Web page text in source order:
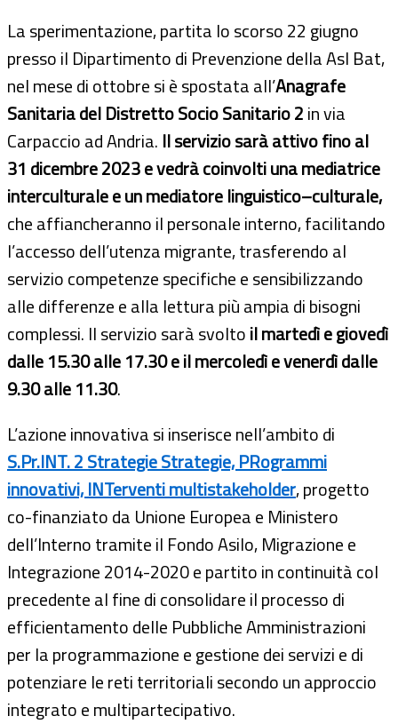
La sperimentazione, partita lo scorso 22 giugno
presso il Dipartimento di Prevenzione della Asl Bat,
nel mese di ottobre si è spostata all’Anagrafe
Sanitaria del Distretto Socio Sanitario 2in via
Carpaccio ad Andria. Il servizio sarà attivo fino al
31 dicembre 2023 e vedrà coinvolti una mediatrice
interculturale e un mediatore linguistico–culturale,
che affiancheranno il personale interno, facilitando
l’accesso dell’utenza migrante, trasferendo al
servizio competenze specifiche e sensibilizzando
alle differenze e alla lettura più ampia di bisogni
complessi. Il servizio sarà svoltoil martedì e giovedì
dalle 15.30 alle 17.30 e il mercoledì e venerdì dalle
9.30 alle 11.30.
L’azione innovativa si inserisce nell’ambito di
S.Pr.INT. 2 Strategie Strategie, PRogrammi
innovativi, INTerventi multistakeholder, progetto
co-finanziato da Unione Europea e Ministero
dell’Interno tramite il Fondo Asilo, Migrazione e
Integrazione 2014-2020 e partito in continuità col
precedente al fine di consolidare il processo di
efficientamento delle Pubbliche Amministrazioni
per la programmazione e gestione dei servizi e di
potenziare le reti territoriali secondo un approccio
integrato e multipartecipativo.